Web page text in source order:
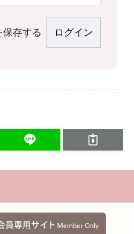
保存する